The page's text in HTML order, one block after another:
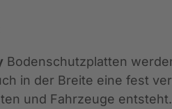
Bodenschutzplatten
in der Breite eine fest
und Fahrzeuge